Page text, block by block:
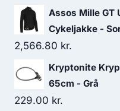
Assos Mille GT
Cykeljakke -
2,566.80 kr.
Kryptonite
65cm - Grå
229.00 kr.